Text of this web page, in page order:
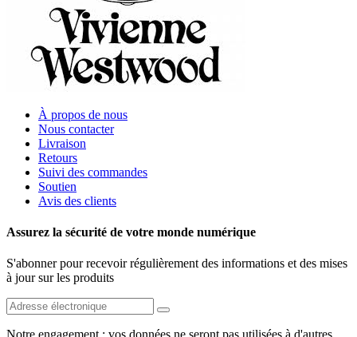
À propos de nous
Nous contacter
Livraison
Retours
Suivi des commandes
Soutien
Avis des clients
Assurez la sécurité de votre monde numérique
S'abonner pour recevoir régulièrement des informations et des mises
à jour sur les produits